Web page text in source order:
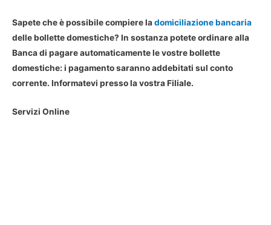
Sapete che è possibile compiere ladomiciliazione bancaria
delle bollette domestiche? In sostanza potete ordinare alla
Banca di pagare automaticamente le vostre bollette
domestiche: i pagamento saranno addebitati sul conto
corrente. Informatevi presso la vostra Filiale.
Servizi Online